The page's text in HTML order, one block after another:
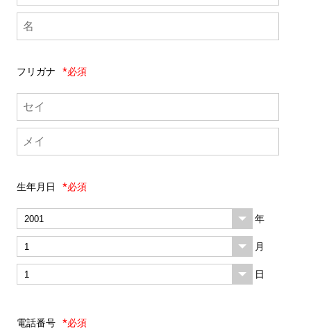
フリガナ *必須
生年月日 *必須
年
月
日
電話番号 *必須